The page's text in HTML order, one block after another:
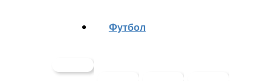
Футбол